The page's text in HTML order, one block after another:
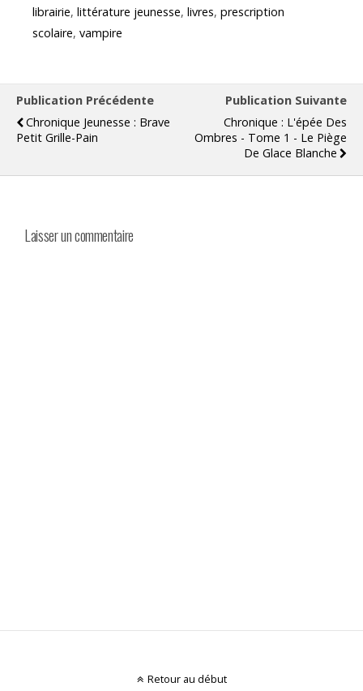
librairie, littérature jeunesse, livres, prescription
scolaire, vampire
Publication Précédente
Chronique Jeunesse : Brave
Petit Grille-Pain
Publication Suivante
Chronique : L'épée Des
Ombres - Tome 1 - Le Piège
De Glace Blanche
Laisser un commentaire
Retour au début